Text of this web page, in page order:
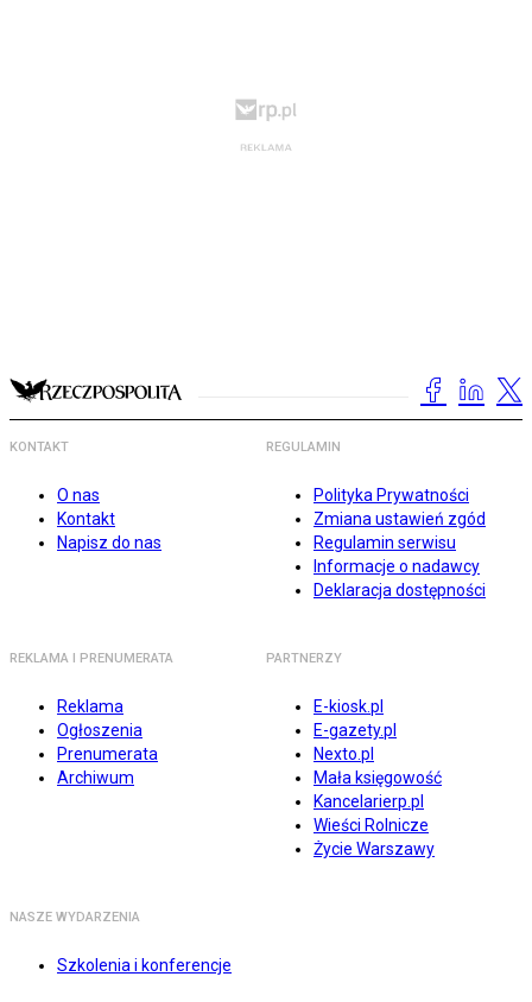
KONTAKT
O nas
Kontakt
Napisz do nas
REGULAMIN
Polityka Prywatności
Zmiana ustawień zgód
Regulamin serwisu
Informacje o nadawcy
Deklaracja dostępności
REKLAMA I PRENUMERATA
Reklama
Ogłoszenia
Prenumerata
Archiwum
PARTNERZY
E-kiosk.pl
E-gazety.pl
Nexto.pl
Mała księgowość
Kancelarierp.pl
Wieści Rolnicze
Życie Warszawy
NASZE WYDARZENIA
Szkolenia i konferencje